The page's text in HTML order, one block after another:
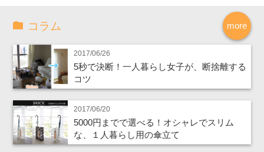
more
コラム
2017/06/26
5秒で決断！一人暮らし女子が、断捨離する
コツ
2017/06/20
5000円までで選べる！オシャレでスリム
な、１人暮らし用の傘立て